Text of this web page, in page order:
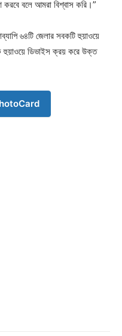
বলে আমরা বিশ্বাস করি।”
৬৪টি জেলার সবকটি হুয়াওয়ে
হুয়াওয়ে ডিভাইস ক্রয় করে উক্ত